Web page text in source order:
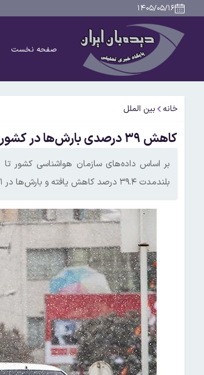
۱۴۰۵/۰۵/۱۶
صفحه نخست
خانه بین الملل
کاهش ۳۹ درصدی بارش‌ها در کشور
بلندمدت ۳۹.۴ درصد کاهش یافته و بارش‌ها در ۳۱ استان همچنان منفی است.